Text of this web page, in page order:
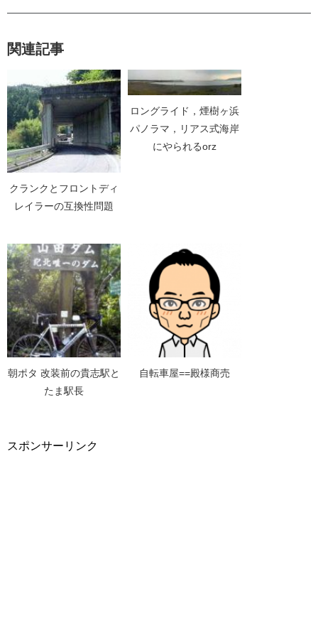
関連記事
クランクとフロントディ
レイラーの互換性問題
ロングライド，煙樹ヶ浜
パノラマ，リアス式海岸
にやられるorz
朝ポタ 改装前の貴志駅と
たま駅長
自転車屋==殿様商売
スポンサーリンク